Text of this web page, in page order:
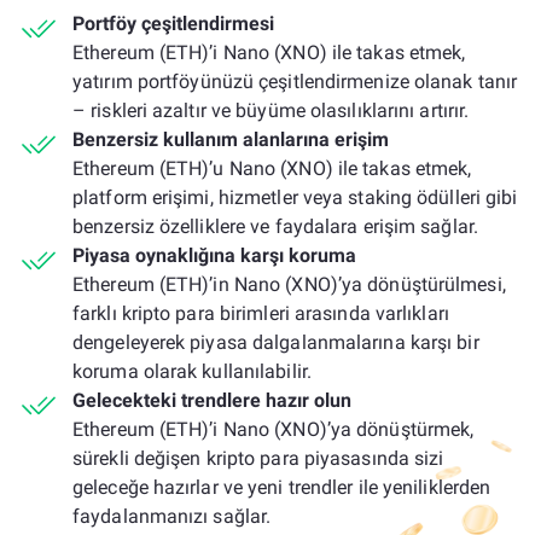
Portföy çeşitlendirmesi
Ethereum (ETH)’i Nano (XNO) ile takas etmek,
yatırım portföyünüzü çeşitlendirmenize olanak tanır
– riskleri azaltır ve büyüme olasılıklarını artırır.
Benzersiz kullanım alanlarına erişim
Ethereum (ETH)’u Nano (XNO) ile takas etmek,
platform erişimi, hizmetler veya staking ödülleri gibi
benzersiz özelliklere ve faydalara erişim sağlar.
Piyasa oynaklığına karşı koruma
Ethereum (ETH)’in Nano (XNO)’ya dönüştürülmesi,
farklı kripto para birimleri arasında varlıkları
dengeleyerek piyasa dalgalanmalarına karşı bir
koruma olarak kullanılabilir.
Gelecekteki trendlere hazır olun
Ethereum (ETH)’i Nano (XNO)’ya dönüştürmek,
sürekli değişen kripto para piyasasında sizi
geleceğe hazırlar ve yeni trendler ile yeniliklerden
faydalanmanızı sağlar.